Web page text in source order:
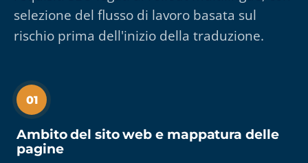
selezione del flusso di lavoro basata sul
rischio prima dell'inizio della traduzione.
01
Ambito del sito web e mappatura delle
pagine